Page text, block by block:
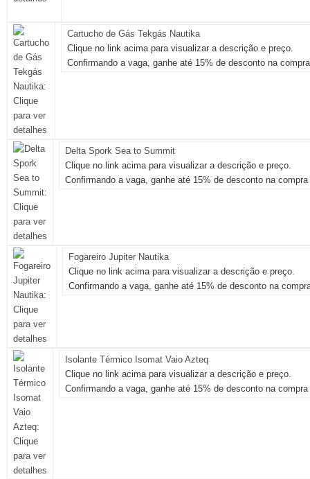
Cartucho de Gás Tekgás Nautika
Clique no link acima para visualizar a descrição e preço.
Confirmando a vaga, ganhe até 15% de desconto na
Delta Spork Sea to Summit
Clique no link acima para visualizar a descrição e preço.
Confirmando a vaga, ganhe até 15% de desconto na
Fogareiro Jupiter Nautika
Clique no link acima para visualizar a descrição e preço.
Confirmando a vaga, ganhe até 15% de desconto na
Isolante Térmico Isomat Vaio Azteq
Clique no link acima para visualizar a descrição e preço.
Confirmando a vaga, ganhe até 15% de desconto na